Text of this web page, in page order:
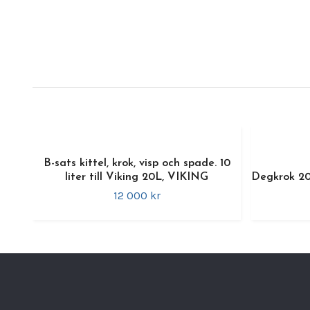
B-sats kittel, krok, visp och spade. 10
liter till Viking 20L, VIKING
12 000 kr
Degkrok